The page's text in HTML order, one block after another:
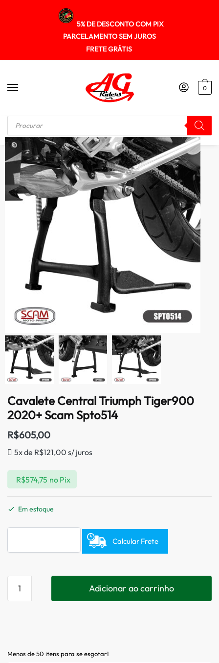
5% DE DESCONTO COM PIX
PARCELAMENTO SEM JUROS
FRETE GRÁTIS
0
Início / CAVALETE CENTRAL Cavalete Central Triumph Tiger900 2020+ Scam Spto514
Cavalete Central Triumph Tiger900
2020+ Scam Spto514
R$605,00
5x de R$121,00 s/ juros
R$574,75 no Pix
Em estoque
Calcular Frete
Adicionar ao carrinho
Menos de 50 itens para se esgotar1